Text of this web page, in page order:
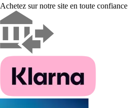
Achetez sur notre site en toute confiance